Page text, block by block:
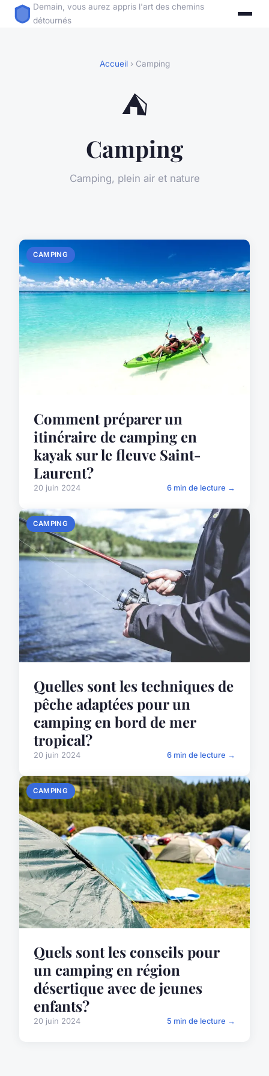
Demain, vous aurez appris l'art des chemins
détournés
Accueil› Camping
⛺
Camping
Camping, plein air et nature
CAMPING
Comment préparer un
itinéraire de camping en
kayak sur le fleuve Saint-
Laurent?
20 juin 2024 6 min de lecture →
CAMPING
Quelles sont les techniques de
pêche adaptées pour un
camping en bord de mer
tropical?
20 juin 2024 6 min de lecture →
CAMPING
Quels sont les conseils pour
un camping en région
désertique avec de jeunes
enfants?
20 juin 2024 5 min de lecture →